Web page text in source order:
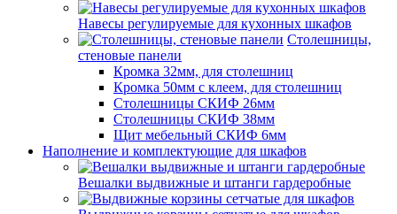
Навесы регулируемые для кухонных шкафов
Столешницы,
стеновые панели
Кромка 32мм, для столешниц
Кромка 50мм с клеем, для столешниц
Столешницы СКИФ 26мм
Столешницы СКИФ 38мм
Щит мебельный СКИФ 6мм
Наполнение и комплектующие для шкафов
Вешалки выдвижные и штанги гардеробные